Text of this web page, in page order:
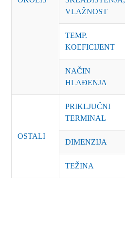
VLAŽNOST
TEMP.
KOEFICIJENT
NAČIN
HLAĐENJA
OSTALI
PRIKLJUČNI
TERMINAL
DIMENZIJA
TEŽINA